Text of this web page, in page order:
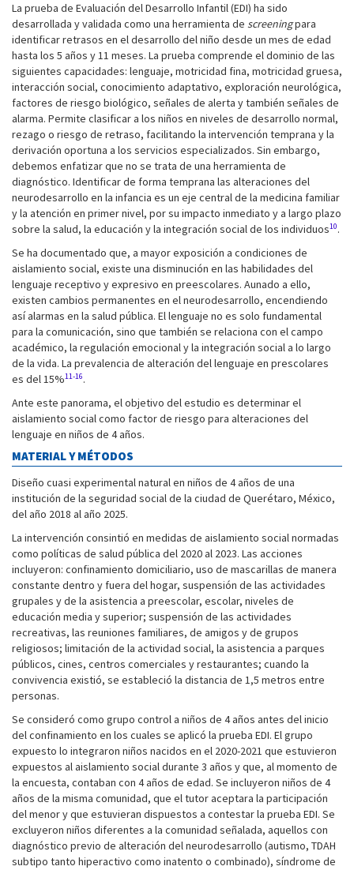
La prueba de Evaluación del Desarrollo Infantil (EDI) ha sido
desarrollada y validada como una herramienta de screeningpara
identificar retrasos en el desarrollo del niño desde un mes de edad
hasta los 5 años y 11 meses. La prueba comprende el dominio de las
siguientes capacidades: lenguaje, motricidad fina, motricidad gruesa,
interacción social, conocimiento adaptativo, exploración neurológica,
factores de riesgo biológico, señales de alerta y también señales de
alarma. Permite clasificar a los niños en niveles de desarrollo normal,
rezago o riesgo de retraso, facilitando la intervención temprana y la
derivación oportuna a los servicios especializados. Sin embargo,
debemos enfatizar que no se trata de una herramienta de
diagnóstico. Identificar de forma temprana las alteraciones del
neurodesarrollo en la infancia es un eje central de la medicina familiar
y la atención en primer nivel, por su impacto inmediato y a largo plazo
sobre la salud, la educación y la integración social de los individuos10.
Se ha documentado que, a mayor exposición a condiciones de
aislamiento social, existe una disminución en las habilidades del
lenguaje receptivo y expresivo en preescolares. Aunado a ello,
existen cambios permanentes en el neurodesarrollo, encendiendo
así alarmas en la salud pública. El lenguaje no es solo fundamental
para la comunicación, sino que también se relaciona con el campo
académico, la regulación emocional y la integración social a lo largo
de la vida. La prevalencia de alteración del lenguaje en prescolares
es del 15%11-16.
Ante este panorama, el objetivo del estudio es determinar el
aislamiento social como factor de riesgo para alteraciones del
lenguaje en niños de 4 años.
MATERIAL Y MÉTODOS
Diseño cuasi experimental natural en niños de 4 años de una
institución de la seguridad social de la ciudad de Querétaro, México,
del año 2018 al año 2025.
La intervención consintió en medidas de aislamiento social normadas
como políticas de salud pública del 2020 al 2023. Las acciones
incluyeron: confinamiento domiciliario, uso de mascarillas de manera
constante dentro y fuera del hogar, suspensión de las actividades
grupales y de la asistencia a preescolar, escolar, niveles de
educación media y superior; suspensión de las actividades
recreativas, las reuniones familiares, de amigos y de grupos
religiosos; limitación de la actividad social, la asistencia a parques
públicos, cines, centros comerciales y restaurantes; cuando la
convivencia existió, se estableció la distancia de 1,5 metros entre
personas.
Se consideró como grupo control a niños de 4 años antes del inicio
del confinamiento en los cuales se aplicó la prueba EDI. El grupo
expuesto lo integraron niños nacidos en el 2020-2021 que estuvieron
expuestos al aislamiento social durante 3 años y que, al momento de
la encuesta, contaban con 4 años de edad. Se incluyeron niños de 4
años de la misma comunidad, que el tutor aceptara la participación
del menor y que estuvieran dispuestos a contestar la prueba EDI. Se
excluyeron niños diferentes a la comunidad señalada, aquellos con
diagnóstico previo de alteración del neurodesarrollo (autismo, TDAH
subtipo tanto hiperactivo como inatento o combinado), síndrome de